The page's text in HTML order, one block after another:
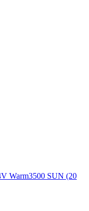
Warm3500 SUN (20